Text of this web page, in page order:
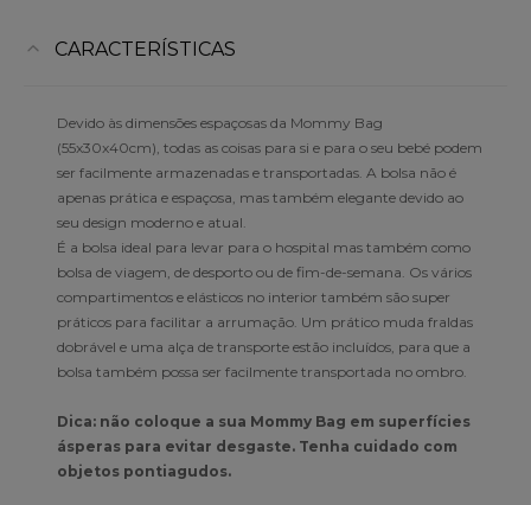
CARACTERÍSTICAS
Devido às dimensões espaçosas da Mommy Bag
(55x30x40cm), todas as coisas para si e para o seu bebé podem
ser facilmente armazenadas e transportadas. A bolsa não é
apenas prática e espaçosa, mas também elegante devido ao
seu design moderno e atual.
É a bolsa ideal para levar para o hospital mas também como
bolsa de viagem, de desporto ou de fim-de-semana. Os vários
compartimentos e elásticos no interior também são super
práticos para facilitar a arrumação. Um prático muda fraldas
dobrável e uma alça de transporte estão incluídos, para que a
bolsa também possa ser facilmente transportada no ombro.
Dica: não coloque a sua Mommy Bag em superfícies
ásperas para evitar desgaste. Tenha cuidado com
objetos pontiagudos.